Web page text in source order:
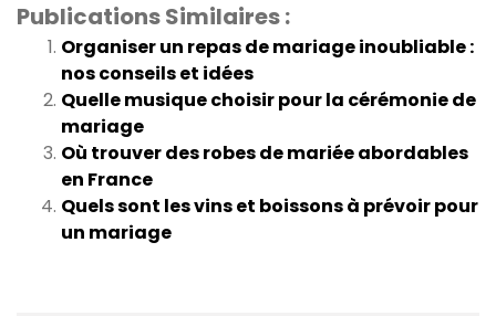
Publications Similaires :
Organiser un repas de mariage inoubliable :
nos conseils et idées
Quelle musique choisir pour la cérémonie de
mariage
Où trouver des robes de mariée abordables
en France
Quels sont les vins et boissons à prévoir pour
un mariage